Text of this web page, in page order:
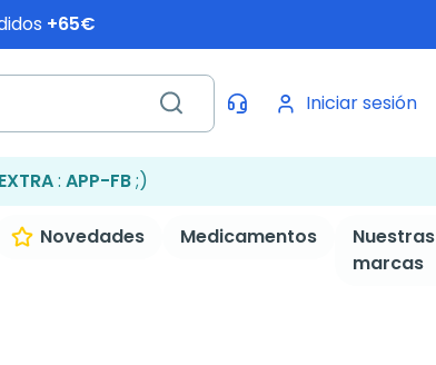
+65€
Iniciar sesión
: APP-FB;)
Novedades Medicamentos
Nuestras
marcas